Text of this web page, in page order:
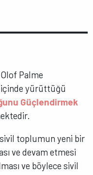
Palme
yürüttüğü
Güçlendirmek
sivil toplumun yeni bir
ve devam etmesi
ve böylece sivil